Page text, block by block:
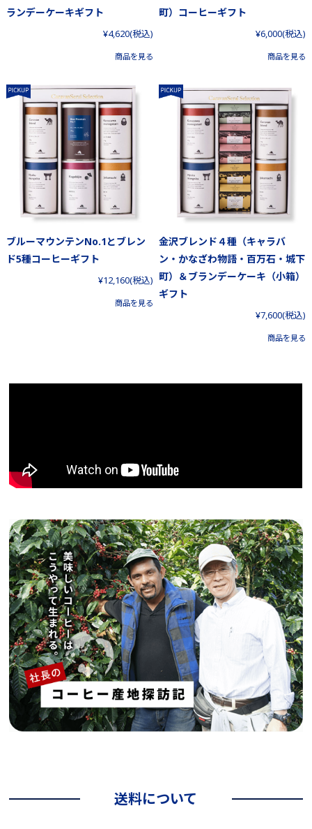
ランデーケーキギフト
¥4,620(税込)
商品を見る
町）コーヒーギフト
¥6,000(税込)
商品を見る
ブルーマウンテンNo.1とブレン
ド5種コーヒーギフト
¥12,160(税込)
商品を見る
金沢ブレンド４種（キャラバ
ン・かなざわ物語・百万石・城下
町）＆ブランデーケーキ（小箱）
ギフト
¥7,600(税込)
商品を見る
送料について